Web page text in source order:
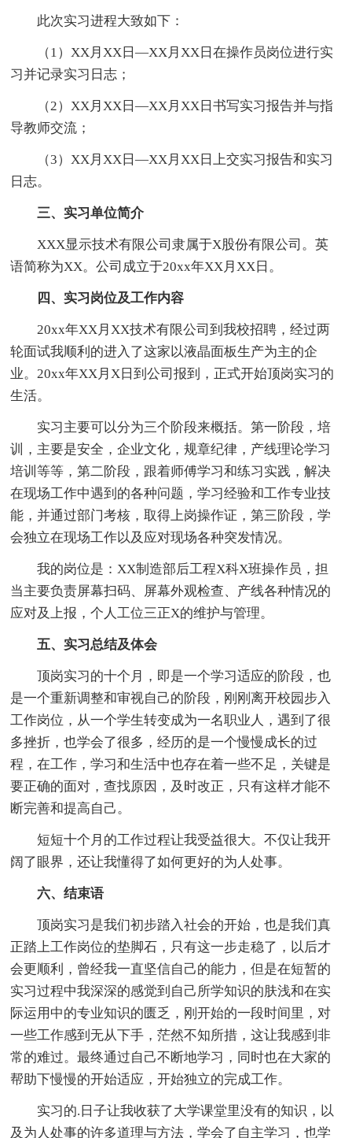
此次实习进程大致如下：
（1）XX月XX日―XX月XX日在操作员岗位进行实
习并记录实习日志；
（2）XX月XX日―XX月XX日书写实习报告并与指
导教师交流；
（3）XX月XX日―XX月XX日上交实习报告和实习
日志。
三、实习单位简介
XXX显示技术有限公司隶属于X股份有限公司。英
语简称为XX。公司成立于20xx年XX月XX日。
四、实习岗位及工作内容
20xx年XX月XX技术有限公司到我校招聘，经过两
轮面试我顺利的进入了这家以液晶面板生产为主的企
业。20xx年XX月X日到公司报到，正式开始顶岗实习的
生活。
实习主要可以分为三个阶段来概括。第一阶段，培
训，主要是安全，企业文化，规章纪律，产线理论学习
培训等等，第二阶段，跟着师傅学习和练习实践，解决
在现场工作中遇到的各种问题，学习经验和工作专业技
能，并通过部门考核，取得上岗操作证，第三阶段，学
会独立在现场工作以及应对现场各种突发情况。
我的岗位是：XX制造部后工程X科X班操作员，担
当主要负责屏幕扫码、屏幕外观检查、产线各种情况的
应对及上报，个人工位三正X的维护与管理。
五、实习总结及体会
顶岗实习的十个月，即是一个学习适应的阶段，也
是一个重新调整和审视自己的阶段，刚刚离开校园步入
工作岗位，从一个学生转变成为一名职业人，遇到了很
多挫折，也学会了很多，经历的是一个慢慢成长的过
程，在工作，学习和生活中也存在着一些不足，关键是
要正确的面对，查找原因，及时改正，只有这样才能不
断完善和提高自己。
短短十个月的工作过程让我受益很大。不仅让我开
阔了眼界，还让我懂得了如何更好的为人处事。
六、结束语
顶岗实习是我们初步踏入社会的开始，也是我们真
正踏上工作岗位的垫脚石，只有这一步走稳了，以后才
会更顺利，曾经我一直坚信自己的能力，但是在短暂的
实习过程中我深深的感觉到自己所学知识的肤浅和在实
际运用中的专业知识的匮乏，刚开始的一段时间里，对
一些工作感到无从下手，茫然不知所措，这让我感到非
常的难过。最终通过自己不断地学习，同时也在大家的
帮助下慢慢的开始适应，开始独立的完成工作。
实习的.日子让我收获了大学课堂里没有的知识，以
及为人处事的许多道理与方法，学会了自主学习，也学